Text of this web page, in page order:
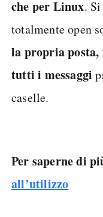
che per Linux.
totalmente open
la propria posta,
tutti i messaggi
caselle.
Per saperne di
all’utilizzo